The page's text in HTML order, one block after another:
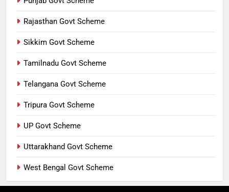
Rajasthan Govt Scheme
Sikkim Govt Scheme
Tamilnadu Govt Scheme
Telangana Govt Scheme
Tripura Govt Scheme
UP Govt Scheme
Uttarakhand Govt Scheme
West Bengal Govt Scheme